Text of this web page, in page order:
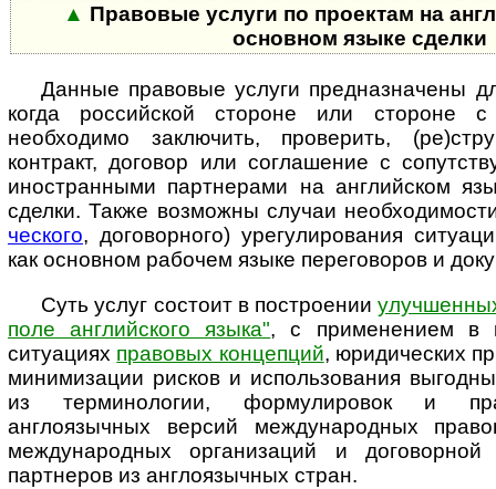
▲ Правовые услуги по проектам на
основном языке сделки
Данные правовые услуги предназначены
когда российской стороне или стороне с
необходимо заключить, проверить,
контракт, договор или соглашение с
иностранными партнерами на английском
сделки. Также возможны случаи
чес­ко­го, договорного) урегулирования
как основном рабочем языке переговоров и
Суть услуг состоит в построении
поле английского языка", с при­ме­не­ни­ем в
ситуациях правовых концепций, юридических
ми­ни­ми­за­ции рисков и использования
из терминологии, формулировок и
англоязычных версий международных
международных ор­га­ни­за­ций и договорной
партнеров из англоязычных стран.